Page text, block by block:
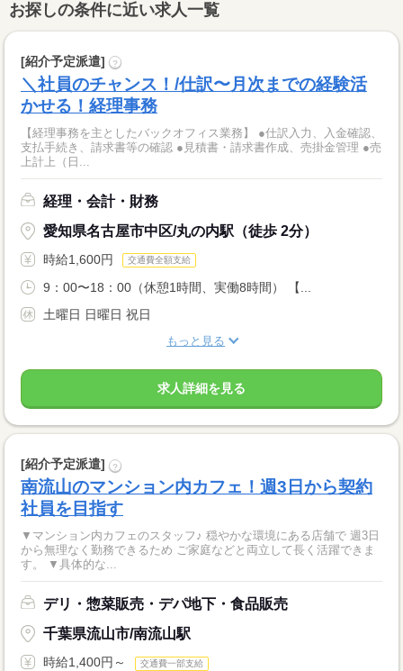
お探しの条件に近い求人一覧
[紹介予定派遣] ?
＼社員のチャンス！/仕訳〜月次までの経験活
かせる！経理事務
【経理事務を主としたバックオフィス業務】 ●仕訳入力、入金確認、
支払手続き、請求書等の確認 ●見積書・請求書作成、売掛金管理 ●売
上計上（日...
経理・会計・財務
愛知県名古屋市中区/丸の内駅（徒歩 2分）
時給1,600円 交通費全額支給
9：00〜18：00（休憩1時間、実働8時間） 【...
土曜日 日曜日 祝日
もっと見る
求人詳細を見る
[紹介予定派遣] ?
南流山のマンション内カフェ！週3日から契約
社員を目指す
▼マンション内カフェのスタッフ♪ 穏やかな環境にある店舗で 週3日
から無理なく勤務できるため ご家庭などと両立して長く活躍できま
す。 ▼具体的な...
デリ・惣菜販売・デパ地下・食品販売
千葉県流山市/南流山駅
時給1,400円～ 交通費一部支給